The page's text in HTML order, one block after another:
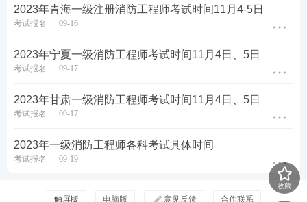
2023年青海一级注册消防工程师考试时间11月4-5日
考试报名 09-16
2023年宁夏一级消防工程师考试时间11月4日、5日
考试报名 09-17
2023年甘肃一级消防工程师考试时间11月4日、5日
考试报名 09-17
2023年一级消防工程师各科考试具体时间
考试报名 09-19
收藏
触屏版 电脑版 意见反馈 合作联系